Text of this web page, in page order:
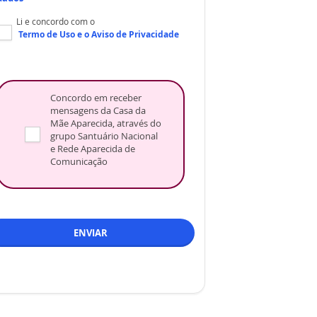
Li e concordo com o
Termo de Usoe oAviso de Privacidade
Concordo em receber
mensagens da Casa da
Mãe Aparecida, através do
grupo Santuário Nacional
e Rede Aparecida de
Comunicação
ENVIAR